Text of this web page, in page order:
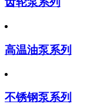
高温油泵系列
不锈钢泵系列